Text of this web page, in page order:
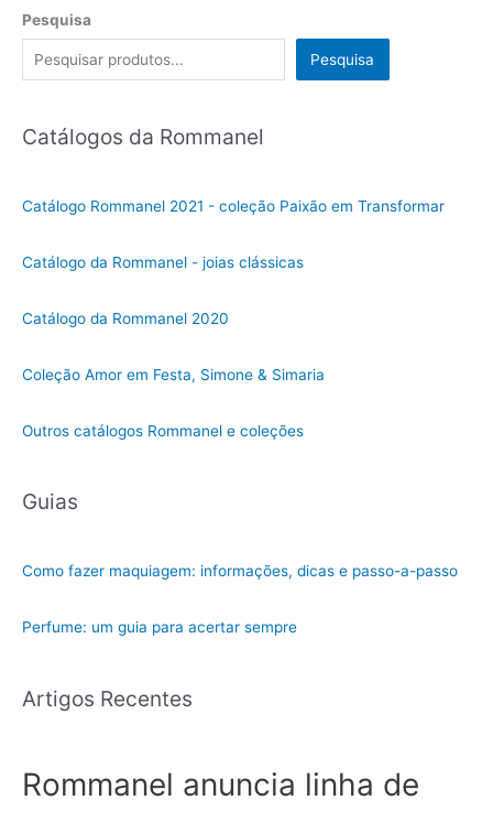
Pesquisa
Pesquisa
Catálogos da Rommanel
Catálogo Rommanel 2021 - coleção Paixão em Transformar
Catálogo da Rommanel - joias clássicas
Catálogo da Rommanel 2020
Coleção Amor em Festa, Simone & Simaria
Outros catálogos Rommanel e coleções
Guias
Como fazer maquiagem: informações, dicas e passo-a-passo
Perfume: um guia para acertar sempre
Artigos Recentes
Rommanel anuncia linha de